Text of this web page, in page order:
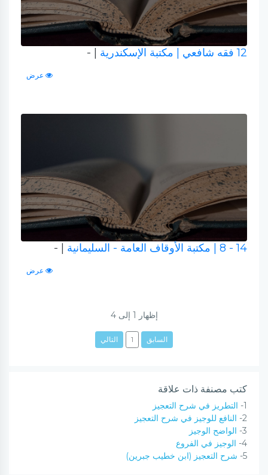
12 فقه شافعي | مكتبة الإسكندرية | -
عرض
14 - 8 | مكتبة الأوقاف العامة - السليمانية | -
عرض
إظهار 1 إلى4
السابق 1 التالي
كتب مصنفة ذات علاقة
1- التطريز في شرح التعجيز
2- النافع للوجيز في شرح التعجيز
3- الواضح الوجيز
4- الوجيز في الفروع
5- شرح التعجيز (ابن خطيب جبرين)